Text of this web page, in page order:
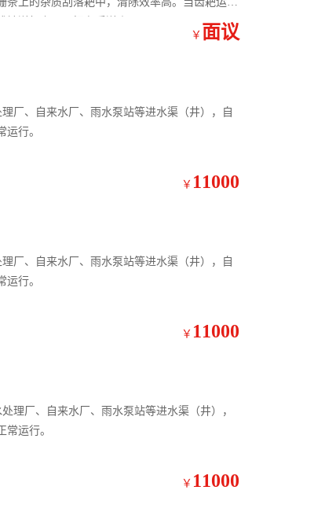
送机上，再把杂质送走。
￥ 面议
厂、自来水厂、雨水泵站等进水渠（井），自
行。
￥ 11000
厂、自来水厂、雨水泵站等进水渠（井），自
行。
￥ 11000
理厂、自来水厂、雨水泵站等进水渠（井），
运行。
￥ 11000